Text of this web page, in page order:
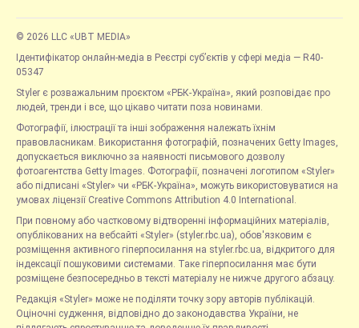
© 2026 LLC «UBT MEDIA»
Ідентифікатор онлайн-медіа в Реєстрі суб’єктів у сфері медіа — R40-
05347
Styler є розважальним проєктом «РБК-Україна», який розповідає про
людей, тренди і все, що цікаво читати поза новинами.
Фотографії, ілюстрації та інші зображення належать їхнім
правовласникам. Використання фотографій, позначених Getty Images,
допускається виключно за наявності письмового дозволу
фотоагентства Getty Images. Фотографії, позначені логотипом «Styler»
або підписані «Styler» чи «РБК-Україна», можуть використовуватися на
умовах ліцензії Creative Commons Attribution 4.0 International.
При повному або частковому відтворенні інформаційних матеріалів,
опублікованих на вебсайті «Styler» (styler.rbc.ua), обов'язковим є
розміщення активного гіперпосилання на styler.rbc.ua, відкритого для
індексації пошуковими системами. Таке гіперпосилання має бути
розміщене безпосередньо в тексті матеріалу не нижче другого абзацу.
Редакція «Styler» може не поділяти точку зору авторів публікацій.
Оціночні судження, відповідно до законодавства України, не